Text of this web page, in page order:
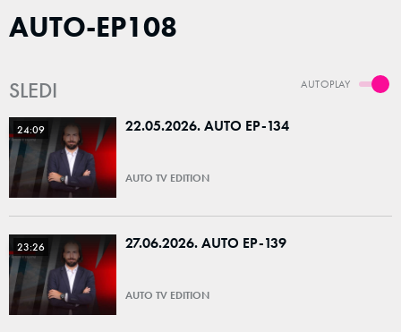
AUTO-EP108
AUTOPLAY
SLEDI
24:09 22.05.2026. AUTO EP-134
AUTO TV EDITION
23:26 27.06.2026. AUTO EP-139
AUTO TV EDITION